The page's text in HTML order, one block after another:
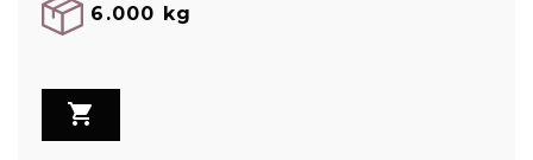
6.000 kg
